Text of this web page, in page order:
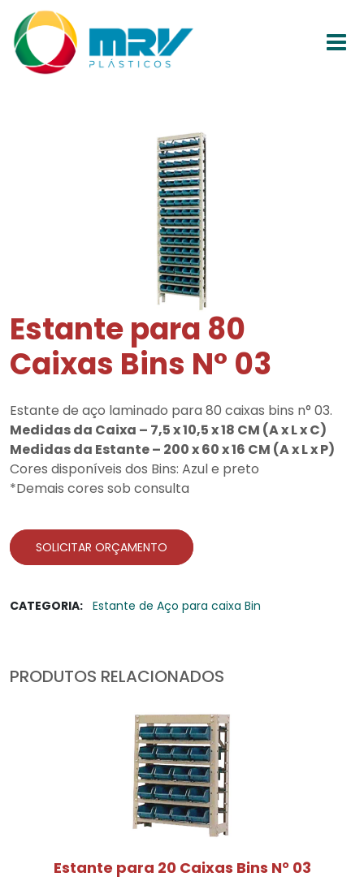
Estante para 80
Caixas Bins N° 03
Estante de aço laminado para 80 caixas bins n° 03.
Medidas da Caixa – 7,5 x 10,5 x 18 CM (A x L x C)
Medidas da Estante – 200 x 60 x 16 CM (A x L x P)
Cores disponíveis dos Bins: Azul e preto
*Demais cores sob consulta
SOLICITAR ORÇAMENTO
CATEGORIA: Estante de Aço para caixa Bin
PRODUTOS RELACIONADOS
Estante para 20 Caixas Bins N° 03